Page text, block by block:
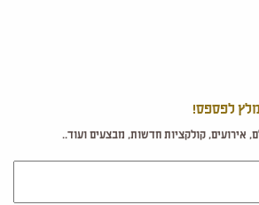
לפספס!
אירועים, קולקציות חדשות, מבצעים ועוד..